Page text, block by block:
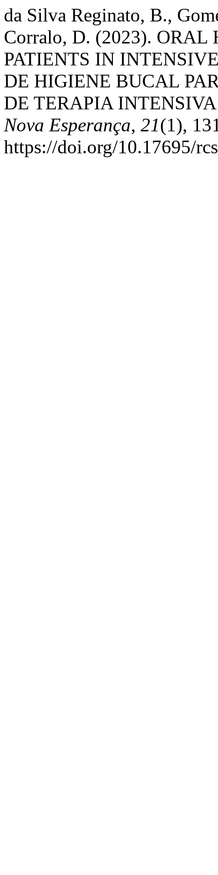
da Silva Reginato, B.,
Corralo, D. (2023). ORAL
PATIENTS IN
DE HIGIENE BUCAL
DE TERAPIA
Nova Esperança, 21(1),
https://doi.org/10.17695/